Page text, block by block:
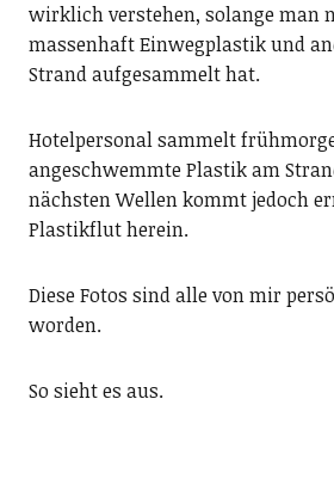
wirklich verstehen, solange man
massenhaft Einwegplastik und
Strand aufgesammelt hat.
Hotelpersonal sammelt
angeschwemmte Plastik am
nächsten Wellen kommt jedoch
Plastikflut herein.
Diese Fotos sind alle von mir
worden.
So sieht es aus.